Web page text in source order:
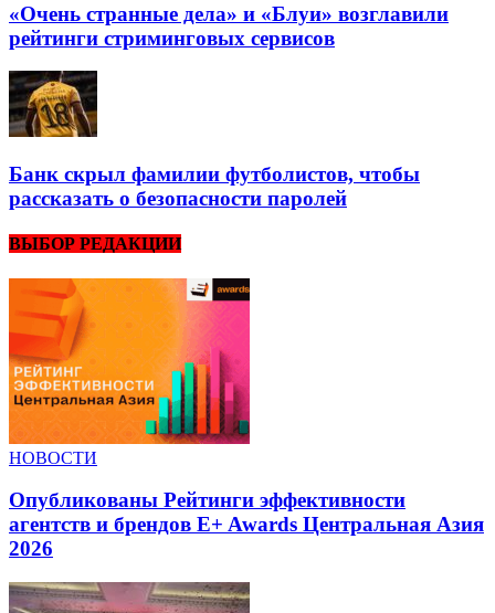
«Очень странные дела» и «Блуи» возглавили
рейтинги стриминговых сервисов
Банк скрыл фамилии футболистов, чтобы
рассказать о безопасности паролей
ВЫБОР РЕДАКЦИИ
НОВОСТИ
Опубликованы Рейтинги эффективности
агентств и брендов E+ Awards Центральная Азия
2026